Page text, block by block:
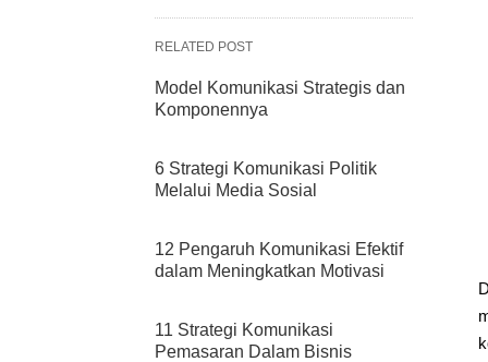
RELATED POST
Model Komunikasi Strategis dan
Komponennya
6 Strategi Komunikasi Politik
Melalui Media Sosial
12 Pengaruh Komunikasi Efektif
dalam Meningkatkan Motivasi
11 Strategi Komunikasi
Pemasaran Dalam Bisnis